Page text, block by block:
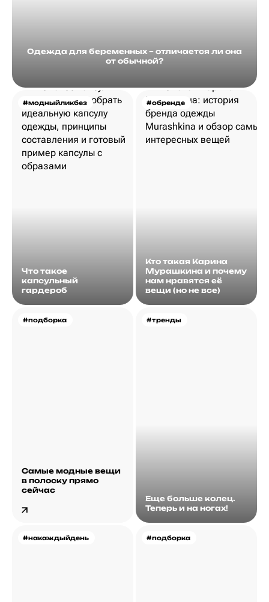
Одежда для беременных – отличается ли она
от обычной?
#модныйликбез
Что такое
капсульный
гардероб
#обренде
Кто такая Карина
Мурашкина и почему
нам нравятся её
вещи (но не все)
#подборка
Самые модные вещи
в полоску прямо
сейчас
#тренды
Еще больше колец.
Теперь и на ногах!
#накаждыйдень #подборка